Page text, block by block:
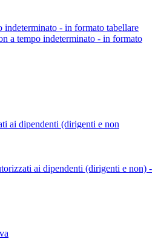
indeterminato - in formato tabellare
a tempo indeterminato - in formato
ai dipendenti (dirigenti e non
ai dipendenti (dirigenti e non) -